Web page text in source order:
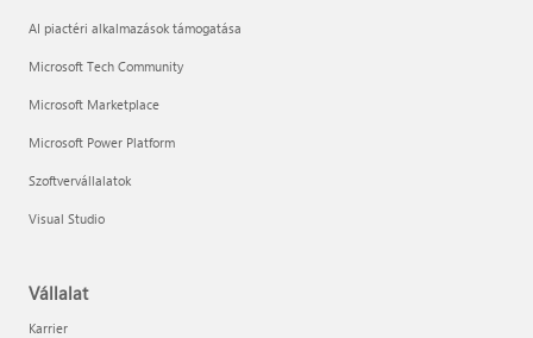
AI piactéri alkalmazások támogatása
Microsoft Tech Community
Microsoft Marketplace
Microsoft Power Platform
Szoftvervállalatok
Visual Studio
Vállalat
Karrier